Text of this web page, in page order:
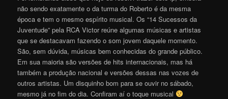
não sendo exatamente o da turma do Roberto é da mesma
época e tem o mesmo espírito musical. Os “14 Sucessos da
Juventude” pela RCA Victor reúne algumas músicas e artistas
que se destacavam fazendo o som jovem daquele momento.
São, sem dúvida, músicas bem conhecidas do grande público.
Em sua maioria são versões de hits internacionais, mas há
também a produção nacional e versões dessas nas vozes de
outros artistas. Um disquinho bom para se ouvir no sábado,
mesmo já no fim do dia. Confiram aí o toque musical